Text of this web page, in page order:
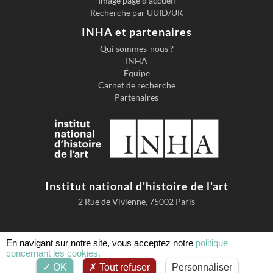
Recherche par UUID/UK
INHA et partenaires
Qui sommes-nous ?
INHA
Équipe
Carnet de recherche
Partenaires
Institut national d'histoire de l'art
2 Rue de Vivienne, 75002 Paris
Accessibilité
En navigant sur notre site, vous acceptez notre politique
concernant les cookies.
OK
Tout refuser Personnaliser